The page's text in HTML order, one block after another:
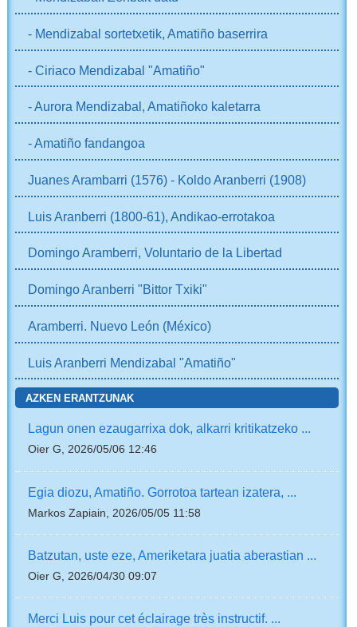
- Mendizabal sortetxetik, Amatiño baserrira
- Ciriaco Mendizabal "Amatiño"
- Aurora Mendizabal, Amatiñoko kaletarra
- Amatiño fandangoa
Juanes Arambarri (1576) - Koldo Aranberri (1908)
Luis Aranberri (1800-61), Andikao-errotakoa
Domingo Aramberri, Voluntario de la Libertad
Domingo Aranberri "Bittor Txiki"
Aramberri. Nuevo León (México)
Luis Aranberri Mendizabal "Amatiño"
AZKEN ERANTZUNAK
Lagun onen ezaugarrixa dok, alkarri kritikatzeko ...
Oier G, 2026/05/06 12:46
Egia diozu, Amatiño. Gorrotoa tartean izatera, ...
Markos Zapiain, 2026/05/05 11:58
Batzutan, uste eze, Ameriketara juatia aberastian ...
Oier G, 2026/04/30 09:07
Merci Luis pour cet éclairage très instructif. ...